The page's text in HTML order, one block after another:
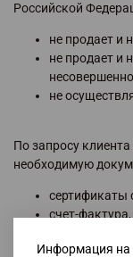
Российской
не продает и
не продает и
не
По запросу
необходимую
сертификаты
счет-фактура,
Информация на